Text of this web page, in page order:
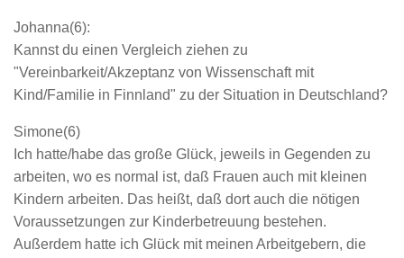
Johanna(6):
Kannst du einen Vergleich ziehen zu
"Vereinbarkeit/Akzeptanz von Wissenschaft mit
Kind/Familie in Finnland" zu der Situation in Deutschland?
Simone(6)
Ich hatte/habe das große Glück, jeweils in Gegenden zu
arbeiten, wo es normal ist, daß Frauen auch mit kleinen
Kindern arbeiten. Das heißt, daß dort auch die nötigen
Voraussetzungen zur Kinderbetreuung bestehen.
Außerdem hatte ich Glück mit meinen Arbeitgebern, die